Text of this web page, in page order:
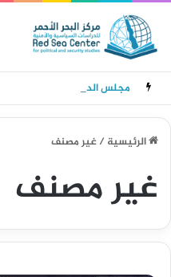
الرئيسية/غير مصنف
غير مصنف